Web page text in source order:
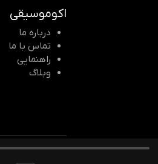
اکوموسیقی
درباره ما
تماس با ما
راهنمایی
وبلاگ
© 2026 Echomusic & Podcast